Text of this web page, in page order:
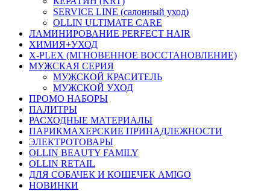
SERVICE LINE (салонный уход)
OLLIN ULTIMATE CARE
ЛАМИНИРОВАНИЕ PERFECT HAIR
ХИМИЯ+УХОД
X-PLEX (МГНОВЕННОЕ ВОССТАНОВЛЕНИЕ)
МУЖСКАЯ СЕРИЯ
МУЖСКОЙ КРАСИТЕЛЬ
МУЖСКОЙ УХОД
ПРОМО НАБОРЫ
ПАЛИТРЫ
РАСХОДНЫЕ МАТЕРИАЛЫ
ПАРИКМАХЕРСКИЕ ПРИНАДЛЕЖНОСТИ
ЭЛЕКТРОТОВАРЫ
OLLIN BEAUTY FAMILY
OLLIN RETAIL
ДЛЯ СОБАЧЕК И КОШЕЧЕК AMIGO
НОВИНКИ